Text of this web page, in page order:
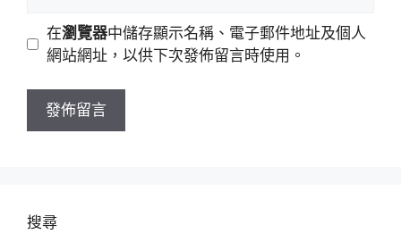
址
站
址
在瀏覽器中儲存顯示名稱、電子郵件地址及個人
網站網址，以供下次發佈留言時使用。
搜尋